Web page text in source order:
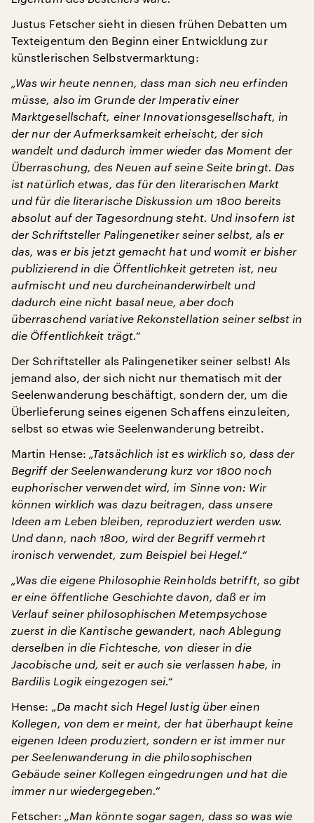
Justus Fetscher sieht in diesen frühen Debatten um
Texteigentum den Beginn einer Entwicklung zur
künstlerischen Selbstvermarktung:
„Was wir heute nennen, dass man sich neu erfinden
müsse, also im Grunde der Imperativ einer
Marktgesellschaft, einer Innovationsgesellschaft, in
der nur der Aufmerksamkeit erheischt, der sich
wandelt und dadurch immer wieder das Moment der
Überraschung, des Neuen auf seine Seite bringt. Das
ist natürlich etwas, das für den literarischen Markt
und für die literarische Diskussion um 1800 bereits
absolut auf der Tagesordnung steht. Und insofern ist
der Schriftsteller Palingenetiker seiner selbst, als er
das, was er bis jetzt gemacht hat und womit er bisher
publizierend in die Öffentlichkeit getreten ist, neu
aufmischt und neu durcheinanderwirbelt und
dadurch eine nicht basal neue, aber doch
überraschend variative Rekonstellation seiner selbst in
die Öffentlichkeit trägt.“
Der Schriftsteller als Palingenetiker seiner selbst! Als
jemand also, der sich nicht nur thematisch mit der
Seelenwanderung beschäftigt, sondern der, um die
Überlieferung seines eigenen Schaffens einzuleiten,
selbst so etwas wie Seelenwanderung betreibt.
Martin Hense: „Tatsächlich ist es wirklich so, dass der
Begriff der Seelenwanderung kurz vor 1800 noch
euphorischer verwendet wird, im Sinne von: Wir
können wirklich was dazu beitragen, dass unsere
Ideen am Leben bleiben, reproduziert werden usw.
Und dann, nach 1800, wird der Begriff vermehrt
ironisch verwendet, zum Beispiel bei Hegel.“
„Was die eigene Philosophie Reinholds betrifft, so gibt
er eine öffentliche Geschichte davon, daß er im
Verlauf seiner philosophischen Metempsychose
zuerst in die Kantische gewandert, nach Ablegung
derselben in die Fichtesche, von dieser in die
Jacobische und, seit er auch sie verlassen habe, in
Bardilis Logik eingezogen sei.“
Hense: „Da macht sich Hegel lustig über einen
Kollegen, von dem er meint, der hat überhaupt keine
eigenen Ideen produziert, sondern er ist immer nur
per Seelenwanderung in die philosophischen
Gebäude seiner Kollegen eingedrungen und hat die
immer nur wiedergegeben.“
Fetscher: „Man könnte sogar sagen, dass so was wie